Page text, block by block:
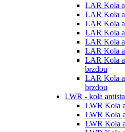
LAR Kola
LAR Kola
LAR Kola
LAR Kola
LAR Kola
LAR Kola
LAR Kola
brzdou
LAR Kola
brzdou
LWR - kola
LWR Kola
LWR Kola
LWR Kola